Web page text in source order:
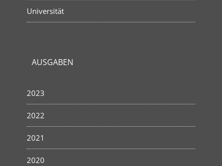
Universität
AUSGABEN
2023
2022
2021
2020